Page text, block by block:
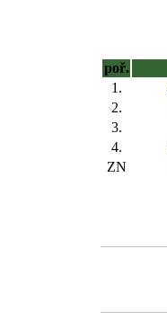
poř.
1.
2.
3.
4.
ZN